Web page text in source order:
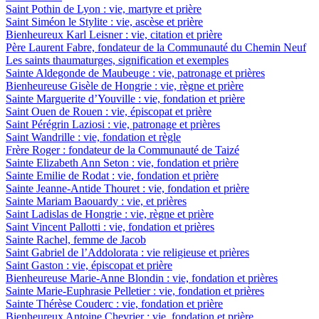
Saint Pothin de Lyon : vie, martyre et prière
Saint Siméon le Stylite : vie, ascèse et prière
Bienheureux Karl Leisner : vie, citation et prière
Père Laurent Fabre, fondateur de la Communauté du Chemin Neuf
Les saints thaumaturges, signification et exemples
Sainte Aldegonde de Maubeuge : vie, patronage et prières
Bienheureuse Gisèle de Hongrie : vie, règne et prière
Sainte Marguerite d’Youville : vie, fondation et prière
Saint Ouen de Rouen : vie, épiscopat et prière
Saint Pérégrin Laziosi : vie, patronage et prières
Saint Wandrille : vie, fondation et règle
Frère Roger : fondateur de la Communauté de Taizé
Sainte Elizabeth Ann Seton : vie, fondation et prière
Sainte Emilie de Rodat : vie, fondation et prière
Sainte Jeanne-Antide Thouret : vie, fondation et prière
Sainte Mariam Baouardy : vie, et prières
Saint Ladislas de Hongrie : vie, règne et prière
Saint Vincent Pallotti : vie, fondation et prières
Sainte Rachel, femme de Jacob
Saint Gabriel de l’Addolorata : vie religieuse et prières
Saint Gaston : vie, épiscopat et prière
Bienheureuse Marie-Anne Blondin : vie, fondation et prières
Sainte Marie-Euphrasie Pelletier : vie, fondation et prières
Sainte Thérèse Couderc : vie, fondation et prière
Bienheureux Antoine Chevrier : vie, fondation et prière